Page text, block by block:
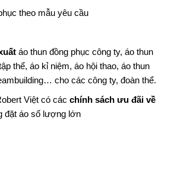
theo mẫu yêu cầu
áo thun đồng phục công ty, áo thun
thể, áo kỉ niệm, áo hội thao, áo thun
cho các công ty, đoàn thể.
Việt có các chính sách ưu đãi về
đặt áo số lượng lớn